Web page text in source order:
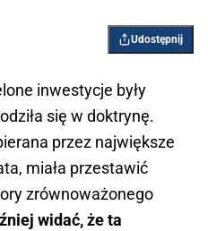
Udostępnij
inwestycje były
się w doktrynę.
przez największe
miała przestawić
zrównoważonego
widać, że ta